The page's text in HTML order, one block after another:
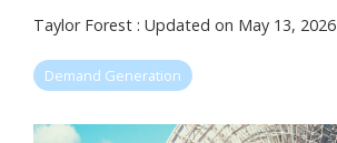
Taylor Forest : Updated on May 13, 2026
Demand Generation